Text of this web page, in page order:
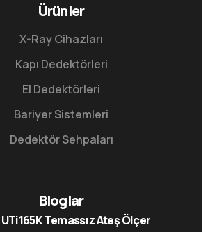
Ürünler
X-Ray Cihazları
Kapı Dedektörleri
El Dedektörleri
Bariyer Sistemleri
Dedektör Sehpaları
Bloglar
Temassız Ateş Ölçer